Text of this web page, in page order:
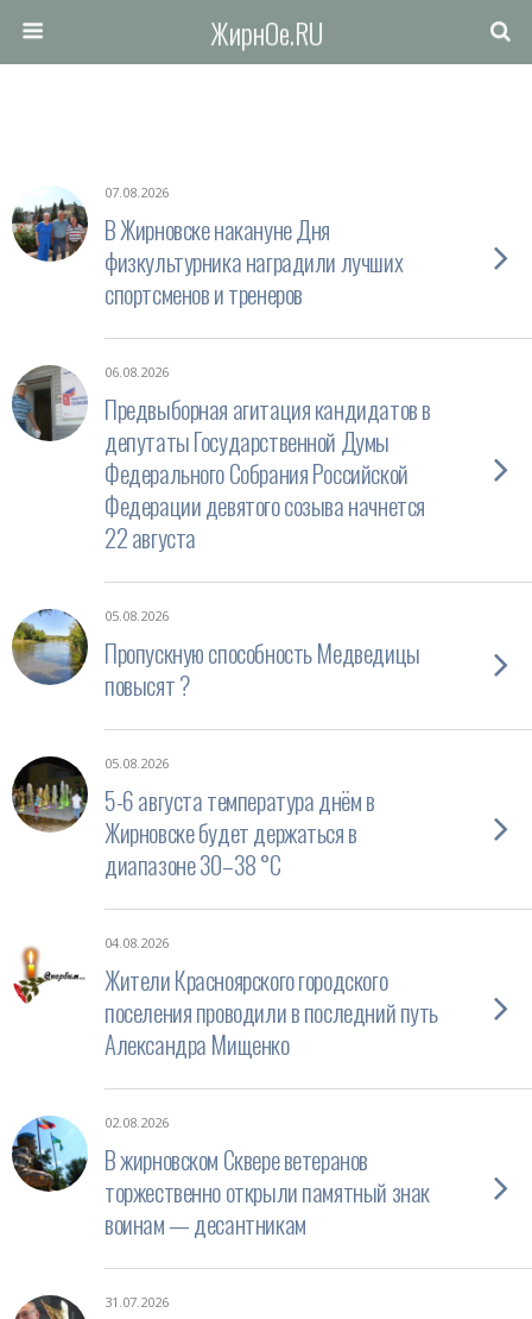
ЖирнОе.RU
07.08.2026
В Жирновске накануне Дня
физкультурника наградили лучших
спортсменов и тренеров
06.08.2026
Предвыборная агитация кандидатов в
депутаты Государственной Думы
Федерального Собрания Российской
Федерации девятого созыва начнется
22 августа
05.08.2026
Пропускную способность Медведицы
повысят ?
05.08.2026
5-6 августа температура днём в
Жирновске будет держаться в
диапазоне 30–38 °C
04.08.2026
Жители Красноярского городского
поселения проводили в последний путь
Александра Мищенко
02.08.2026
В жирновском Сквере ветеранов
торжественно открыли памятный знак
воинам — десантникам
31.07.2026